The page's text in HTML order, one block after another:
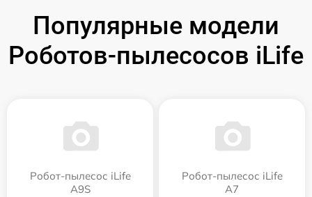
Популярные модели
Роботов-пылесосов iLife
Робот-пылесос iLife
A9S
Робот-пылесос iLife
A7